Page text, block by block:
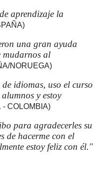
aprendizaje la
una gran ayuda
mudarnos al
NORUEGA)
idiomas, uso el curso
y estoy
- COLOMBIA)
para agradecerles su
de hacerme con el
estoy feliz con él."